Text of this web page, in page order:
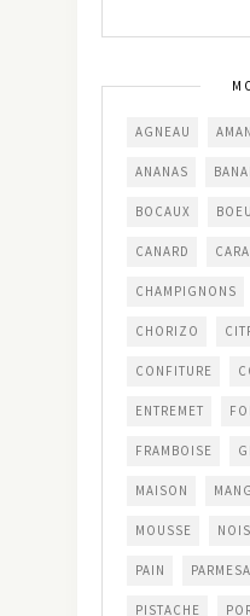
AGNEAU
ANANAS
BOCAUX
CANARD
CHAMPIGNONS
CHORIZO
CONFITURE
ENTREMET
FRAMBOISE
MAISON
MOUSSE
PAIN
PISTACHE